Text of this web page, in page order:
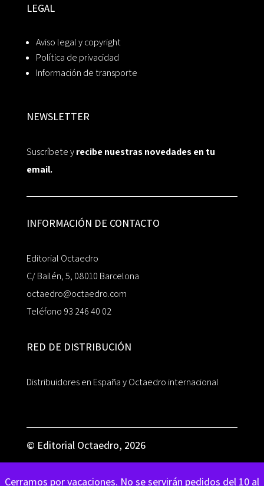
Cerramos por vacaciones. No se servirán pedidos del 10 al
LEGAL
Aviso legal y copyright
Política de privacidad
Información de transporte
NEWSLETTER
Suscríbete yrecibe nuestras novedades en tu
email.
INFORMACIÓN DE CONTACTO
Editorial Octaedro
C/ Bailén, 5, 08010 Barcelona
octaedro@octaedro.com
Teléfono 93 246 40 02
RED DE DISTRIBUCIÓN
Distribuidores en España y Octaedro internacional
© Editorial Octaedro, 2026